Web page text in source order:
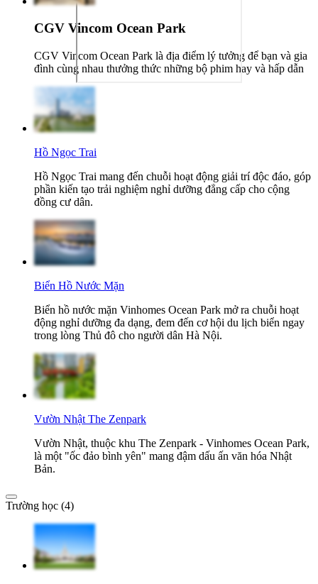
CGV Vincom Ocean Park
CGV Vincom Ocean Park là địa điểm lý tưởng để bạn và gia
đình cùng nhau thưởng thức những bộ phim hay và hấp dẫn
Hồ Ngọc Trai
Hồ Ngọc Trai mang đến chuỗi hoạt động giải trí độc đáo, góp
phần kiến tạo trải nghiệm nghỉ dưỡng đẳng cấp cho cộng
đồng cư dân.
Biển Hồ Nước Mặn
Biển hồ nước mặn Vinhomes Ocean Park mở ra chuỗi hoạt
động nghỉ dưỡng đa dạng, đem đến cơ hội du lịch biển ngay
trong lòng Thủ đô cho người dân Hà Nội.
Vườn Nhật The Zenpark
Vườn Nhật, thuộc khu The Zenpark - Vinhomes Ocean Park,
là một "ốc đảo bình yên" mang đậm dấu ấn văn hóa Nhật
Bản.
Trường học (4)